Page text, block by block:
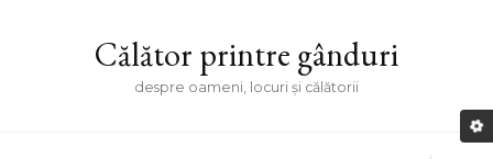
Călător printre gânduri
despre oameni, locuri și călătorii